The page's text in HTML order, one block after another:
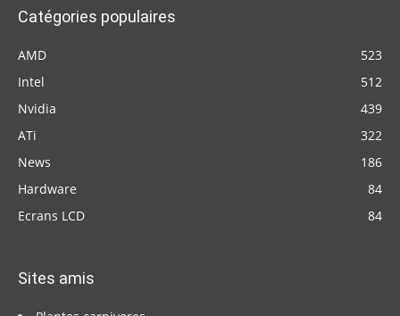
Catégories populaires
AMD
523
Intel
512
Nvidia
439
ATi
322
News
186
Hardware
84
Ecrans LCD
84
Sites amis